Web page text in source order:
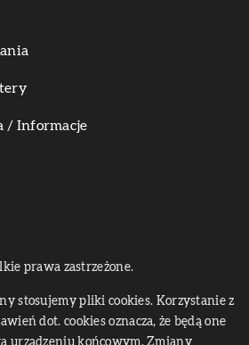
/ Informacje
prawa zastrzeżone.
stosujemy pliki cookies. Korzystanie z
dot. cookies oznacza, że będą one
urządzeniu końcowym. Zmiany